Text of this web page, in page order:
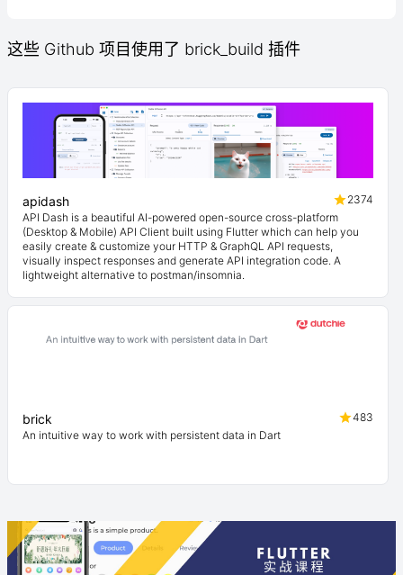
这些 Github 项目使用了 brick_build 插件
apidash
2374
API Dash is a beautiful AI-powered open-source cross-platform
(Desktop & Mobile) API Client built using Flutter which can help you
easily create & customize your HTTP & GraphQL API requests,
visually inspect responses and generate API integration code. A
lightweight alternative to postman/insomnia.
brick
483
An intuitive way to work with persistent data in Dart